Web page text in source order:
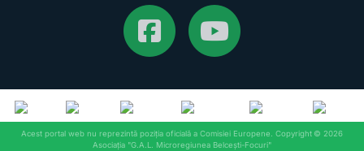
© 2026
Asociația "G.A.L. Microregiunea Belcești-Focuri"